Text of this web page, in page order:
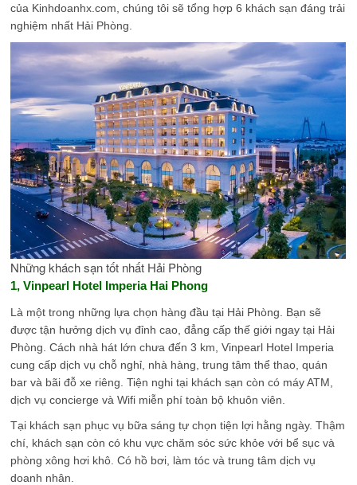
của Kinhdoanhx.com, chúng tôi sẽ tổng hợp 6 khách sạn đáng trải
nghiệm nhất Hải Phòng.
Những khách sạn tốt nhất Hải Phòng
1, Vinpearl Hotel Imperia Hai Phong
Là một trong những lựa chọn hàng đầu tại Hải Phòng. Bạn sẽ
được tận hưởng dịch vụ đỉnh cao, đẳng cấp thế giới ngay tại Hải
Phòng. Cách nhà hát lớn chưa đến 3 km, Vinpearl Hotel Imperia
cung cấp dịch vụ chỗ nghỉ, nhà hàng, trung tâm thể thao, quán
bar và bãi đỗ xe riêng. Tiện nghi tại khách sạn còn có máy ATM,
dịch vụ concierge và Wifi miễn phí toàn bộ khuôn viên.
Tại khách sạn phục vụ bữa sáng tự chọn tiện lợi hằng ngày. Thậm
chí, khách sạn còn có khu vực chăm sóc sức khỏe với bể sục và
phòng xông hơi khô. Có hồ bơi, làm tóc và trung tâm dịch vụ
doanh nhân.